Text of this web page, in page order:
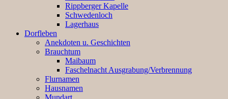
Rippberger Kapelle
Schwedenloch
Lagerhaus
Dorfleben
Anekdoten u. Geschichten
Brauchtum
Maibaum
Faschelnacht Ausgrabung/Verbrennung
Flurnamen
Hausnamen
Mundart